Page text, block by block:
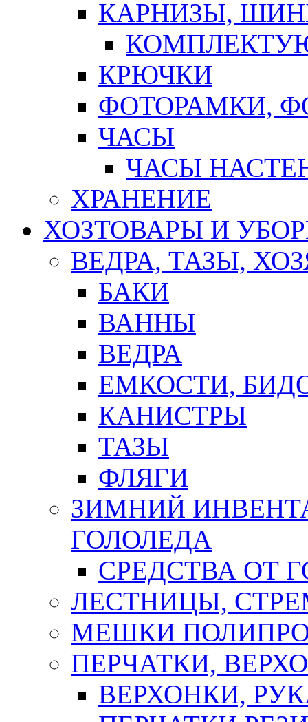
КАРНИЗЫ,
КРЮЧКИ
ФОТОРАМКИ,
ЧАСЫ
ЧАСЫ
ХРАНЕНИЕ
ХОЗТОВАРЫ И
ВЕДРА, ТАЗЫ,
БАКИ
ВАННЫ
ВЕДРА
ЕМКОСТИ,
КАНИСТРЫ
ТАЗЫ
ФЛЯГИ
ЗИМНИЙ
ГОЛОЛЕДА
СРЕДСТВА ОТ
ЛЕСТНИЦЫ,
МЕШКИ
ПЕРЧАТКИ,
ВЕРХОНКИ,